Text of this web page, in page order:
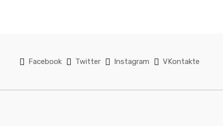
Facebook Twitter Instagram VKontakte